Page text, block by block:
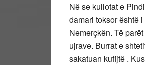
Në se kullotat e
damari toksor është
Nemerçkën. Të
ujrave. Burrat e
sakatuan kufijtë .